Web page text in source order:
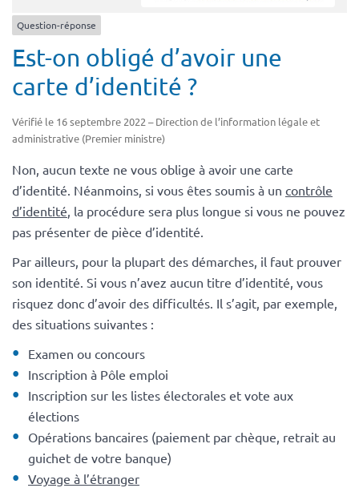
Question-réponse
Est-on obligé d’avoir une
carte d’identité ?
Vérifié le 16 septembre 2022 – Direction de l’information légale et
administrative (Premier ministre)
Non, aucun texte ne vous oblige à avoir une carte
d’identité. Néanmoins, si vous êtes soumis à un contrôle
d’identité , la procédure sera plus longue si vous ne pouvez
pas présenter de pièce d’identité.
Par ailleurs, pour la plupart des démarches, il faut prouver
son identité. Si vous n’avez aucun titre d’identité, vous
risquez donc d’avoir des difficultés. Il s’agit, par exemple,
des situations suivantes :
Examen ou concours
Inscription à Pôle emploi
Inscription sur les listes électorales et vote aux
élections
Opérations bancaires (paiement par chèque, retrait au
guichet de votre banque)
Voyage à l’étranger